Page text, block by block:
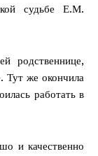
судьбе Е.М.
родственнице,
Тут же окончила
работать в
и качественно